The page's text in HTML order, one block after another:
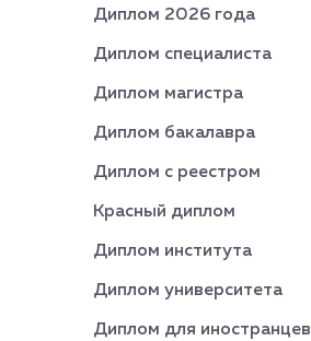
Диплом 2026 года
Диплом специалиста
Диплом магистра
Диплом бакалавра
Диплом с реестром
Красный диплом
Диплом института
Диплом университета
Диплом для иностранцев